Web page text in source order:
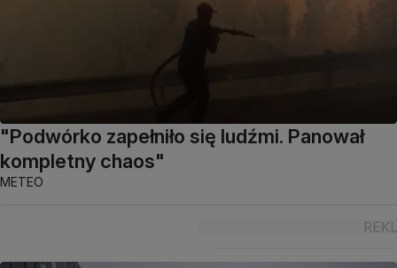
"Podwórko zapełniło się ludźmi. Panował
kompletny chaos"
METEO